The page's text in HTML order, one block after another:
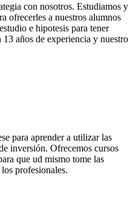
con nosotros. Estudiamos y
ofrecerles a nuestros alumnos
e hipotesis para tener
años de experiencia y nuestro
para aprender a utilizar las
inversión. Ofrecemos cursos
que ud mismo tome las
profesionales.